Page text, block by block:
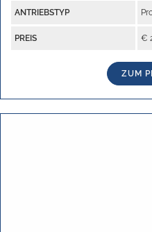
ANTRIEBSTYP
PREIS €
ZUM